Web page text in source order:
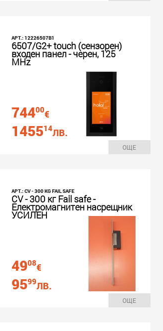
АРТ.: 12226507B1
6507/G2+ touch (сензорен)
входен панел - черен, 125
MHz
74400€
145514ЛВ.
ОЩЕ
АРТ.: CV - 300 KG FAIL SAFE
CV - 300 кг Fail safe -
Електромагнитен насрещник
УСИЛЕН
4908€
9599ЛВ.
ОЩЕ